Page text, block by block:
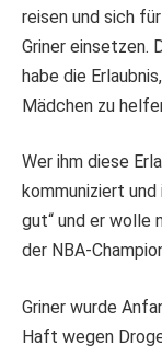
reisen und sich
Griner einsetzen.
habe die
Mädchen zu
Wer ihm diese
kommuniziert
gut“ und er wolle
der NBA-
Griner wurde
Haft wegen